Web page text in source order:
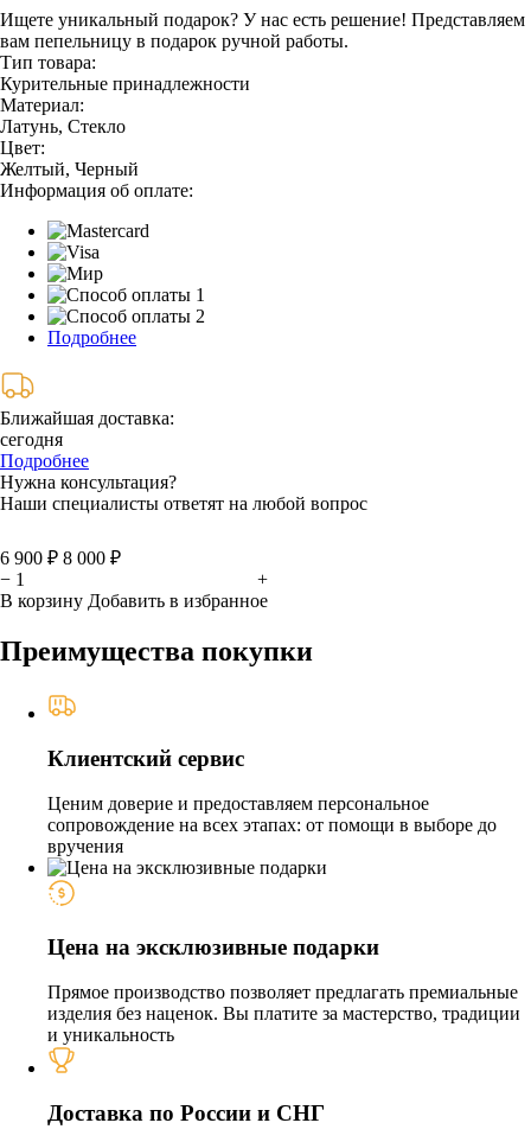
Ищете уникальный подарок? У нас есть решение! Представляем
вам пепельницу в подарок ручной работы.
Тип товара:
Курительные принадлежности
Материал:
Латунь, Стекло
Цвет:
Желтый, Черный
Информация об оплате:
Подробнее
Ближайшая доставка:
сегодня
Подробнее
Нужна консультация?
Наши специалисты ответят на любой вопрос
6 900 ₽ 8 000 ₽
−
+
В корзину Добавить в избранное
Преимущества покупки
Клиентский сервис
Ценим доверие и предоставляем персональное
сопровождение на всех этапах: от помощи в выборе до
вручения
Цена на эксклюзивные подарки
Прямое производство позволяет предлагать премиальные
изделия без наценок. Вы платите за мастерство, традиции
и уникальность
Доставка по России и СНГ